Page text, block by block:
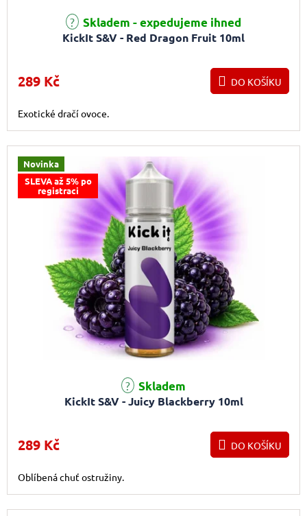
KickIt S&V - Red Dragon Fruit 10ml
Skladem - expedujeme ihned
289 Kč DO KOŠÍKU
Exotické dračí ovoce.
Novinka
SLEVA až 5% po
registraci
KickIt S&V - Juicy Blackberry 10ml
Skladem
289 Kč DO KOŠÍKU
Oblíbená chuť ostružiny.